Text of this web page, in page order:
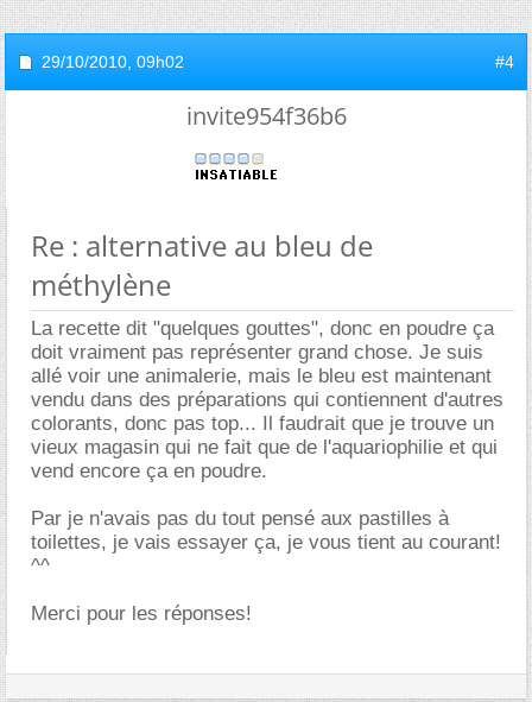
29/10/2010, 09h02 #4
invite954f36b6
Re : alternative au bleu de
méthylène
La recette dit "quelques gouttes", donc en poudre ça
doit vraiment pas représenter grand chose. Je suis
allé voir une animalerie, mais le bleu est maintenant
vendu dans des préparations qui contiennent d'autres
colorants, donc pas top... Il faudrait que je trouve un
vieux magasin qui ne fait que de l'aquariophilie et qui
vend encore ça en poudre.
Par je n'avais pas du tout pensé aux pastilles à
toilettes, je vais essayer ça, je vous tient au courant!
^^
Merci pour les réponses!